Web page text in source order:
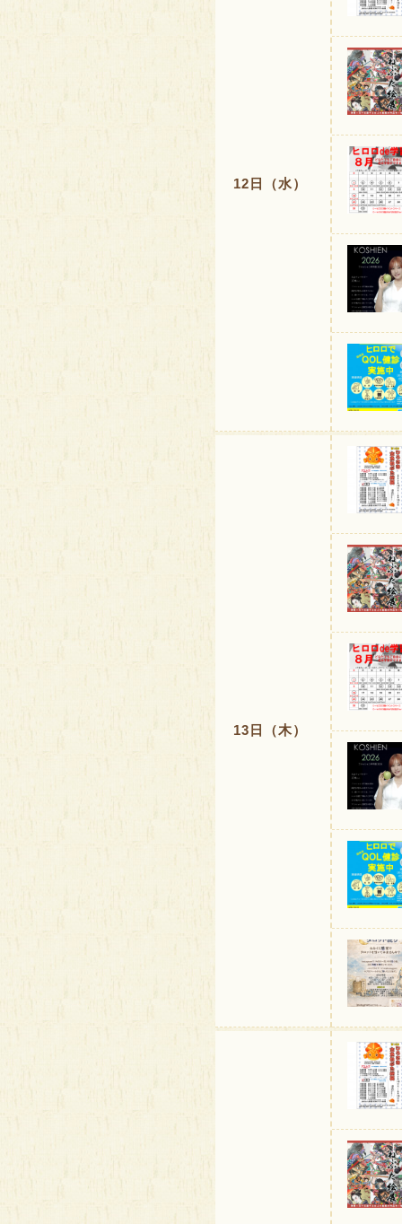
12日（水）
13日（木）